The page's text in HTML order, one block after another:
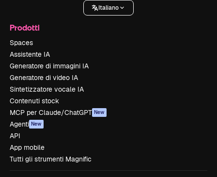
Italiano
Prodotti
Spaces
Assistente IA
Generatore di immagini IA
Generatore di video IA
Sintetizzatore vocale IA
Contenuti stock
MCP per Claude/ChatGPT New
Agenti New
API
App mobile
Tutti gli strumenti Magnific